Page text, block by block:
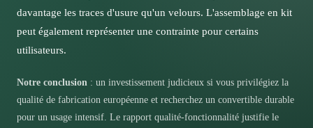
univers décoratifs, des intérieurs scandinaves aux
davantage les traces d'usure qu'un velours. L'assemblage en kit
peut également représenter une contrainte pour certains
utilisateurs.
Notre conclusion : un investissement judicieux si vous privilégiez la
qualité de fabrication européenne et recherchez un convertible durable
pour un usage intensif. Le rapport qualité-fonctionnalité justifie le